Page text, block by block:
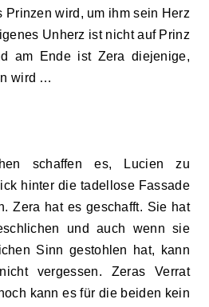
Prinzen wird, um ihm sein Herz
Unherz ist nicht auf Prinz
am Ende ist Zera diejenige,
wird …
schaffen es, Lucien zu
hinter die tadellose Fassade
Zera hat es geschafft. Sie hat
und auch wenn sie
Sinn gestohlen hat, kann
vergessen. Zeras Verrat
kann es für die beiden kein